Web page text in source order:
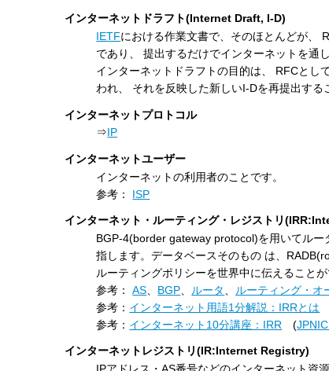
インターネットドラフト(Internet Draft, I-D)
IETFにおける作業文書で、そのほとんどが、
であり、 提出するだけでインターネットを通
インターネットドラフトの目的は、 RFCとし
われ、 それを反映した新しいI-Dを再提出する
インターネットプロトコル
⇒IP
インターネットユーザー
インターネットの利用者のことです。
参考： ISP
インターネット・ルーティング・レジストリ
BGP-4(border gateway protocol)を用いてル
指します。データベースそのもの は、
ルーティングポリシーを世界中に伝えることが
参考：AS BGP ルータ ルーティング・オ
参考： インターネット用語1分解説：IRRとは
参考： インターネット10分講座：IRR (
インターネットレジストリ(IR:Internet Registry)